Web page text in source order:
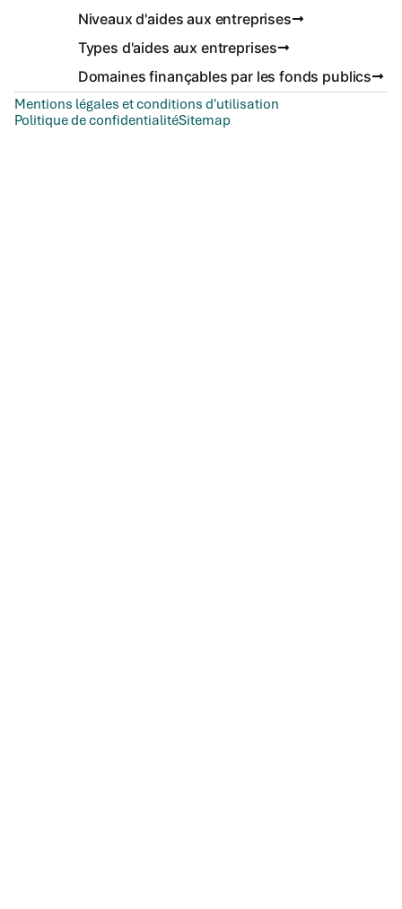
Niveaux d'aides aux entreprises
Types d'aides aux entreprises
Domaines finançables par les fonds publics
Mentions légales et conditions d'utilisation
Politique de confidentialitéSitemap